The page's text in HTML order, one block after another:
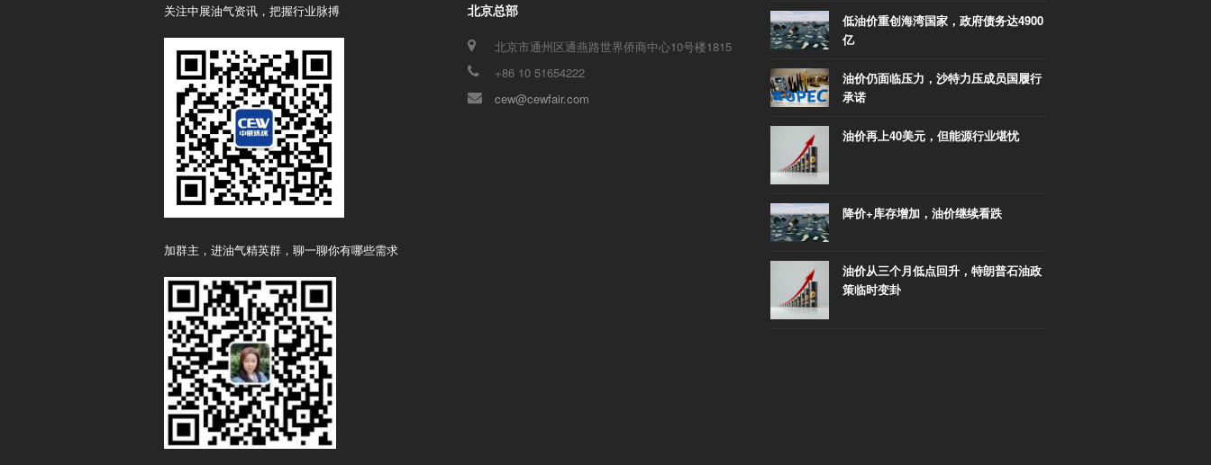
关注中展油气资讯，把握行业脉搏
加群主，进油气精英群，聊一聊你有哪些需求
北京总部
北京市通州区通燕路世界侨商中心10号楼1815
+86 10 51654222
cew@cewfair.com
低油价重创海湾国家，政府债务达4900
亿
油价仍面临压力，沙特力压成员国履行
承诺
油价再上40美元，但能源行业堪忧
降价+库存增加，油价继续看跌
油价从三个月低点回升，特朗普石油政
策临时变卦